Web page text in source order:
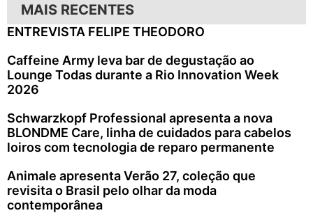
MAIS RECENTES
ENTREVISTA FELIPE THEODORO
Caffeine Army leva bar de degustação ao
Lounge Todas durante a Rio Innovation Week
2026
Schwarzkopf Professional apresenta a nova
BLONDME Care, linha de cuidados para cabelos
loiros com tecnologia de reparo permanente
Animale apresenta Verão 27, coleção que
revisita o Brasil pelo olhar da moda
contemporânea